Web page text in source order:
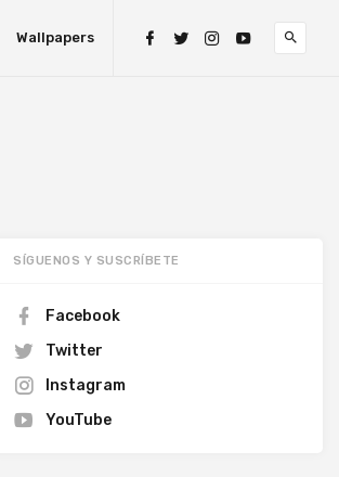
Wallpapers
SÍGUENOS Y SUSCRÍBETE
Facebook
Twitter
Instagram
YouTube